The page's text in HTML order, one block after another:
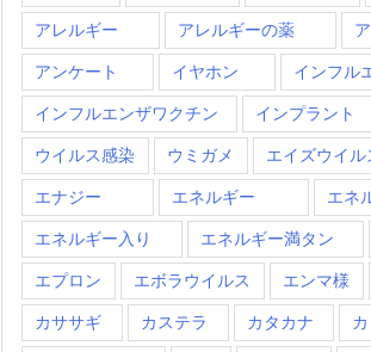
アレルギー アレルギーの薬
アンケート イヤホン インフル
インフルエンザワクチン インプラント
ウイルス感染 ウミガメ エイズウイル
エナジー エネルギー エネ
エネルギー入り エネルギー満タン
エプロン エボラウイルス エンマ様
カササギ カステラ カタカナ